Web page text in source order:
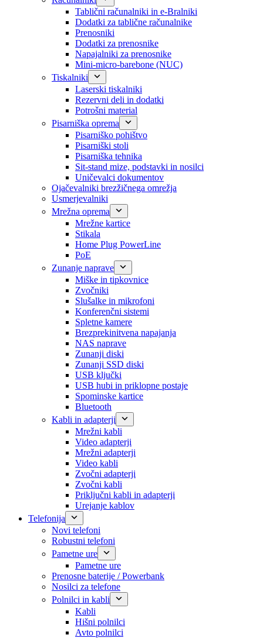
Tablični računalniki in e-Bralniki
Dodatki za tablične računalnike
Prenosniki
Dodatki za prenosnike
Napajalniki za prenosnike
Mini-micro-barebone (NUC)
Tiskalniki
Laserski tiskalniki
Rezervni deli in dodatki
Potrošni material
Pisarniška oprema
Pisarniško pohištvo
Pisarniški stoli
Pisarniška tehnika
Sit-stand mize, podstavki in nosilci
Uničevalci dokumentov
Ojačevalniki brezžičnega omrežja
Usmerjevalniki
Mrežna oprema
Mrežne kartice
Stikala
Home Plug PowerLine
PoE
Zunanje naprave
Miške in tipkovnice
Zvočniki
Slušalke in mikrofoni
Konferenčni sistemi
Spletne kamere
Brezprekinitvena napajanja
NAS naprave
Zunanji diski
Zunanji SSD diski
USB ključki
USB hubi in priklopne postaje
Spominske kartice
Bluetooth
Kabli in adapterji
Mrežni kabli
Video adapterji
Mrežni adapterji
Video kabli
Zvočni adapterji
Zvočni kabli
Priključni kabli in adapterji
Urejanje kablov
Telefonija
Novi telefoni
Robustni telefoni
Pametne ure
Pametne ure
Prenosne baterije / Powerbank
Nosilci za telefone
Polnilci in kabli
Kabli
Hišni polnilci
Avto polnilci